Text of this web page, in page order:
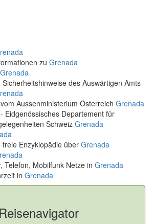
zu Grenada
Grenada
Sicherheitshinweise des Auswärtigen Amts
Aussenministerium Österreich Grenada
Eidgenössisches Departement für
Schweiz Grenada
freie Enzyklopädie über Grenada
Telefon, Mobilfunk Netze in Grenada
in Grenada
Reisenavigator